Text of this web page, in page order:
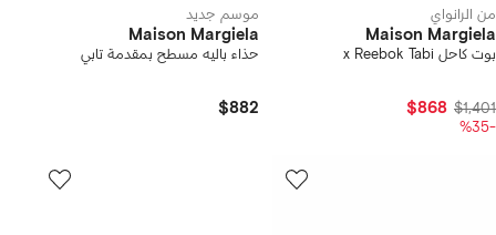
من الرانواي
Maison Margiela
بوت كاحل x Reebok Tabi
$1,401
$868
-%35
موسم جديد
Maison Margiela
حذاء باليه مسطح بمقدمة تابي
$882